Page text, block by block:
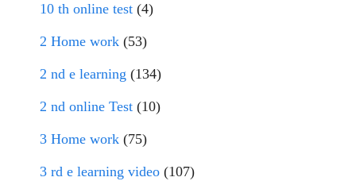
10 th online test (4)
2 Home work (53)
2 nd e learning (134)
2 nd online Test (10)
3 Home work (75)
3 rd e learning video (107)